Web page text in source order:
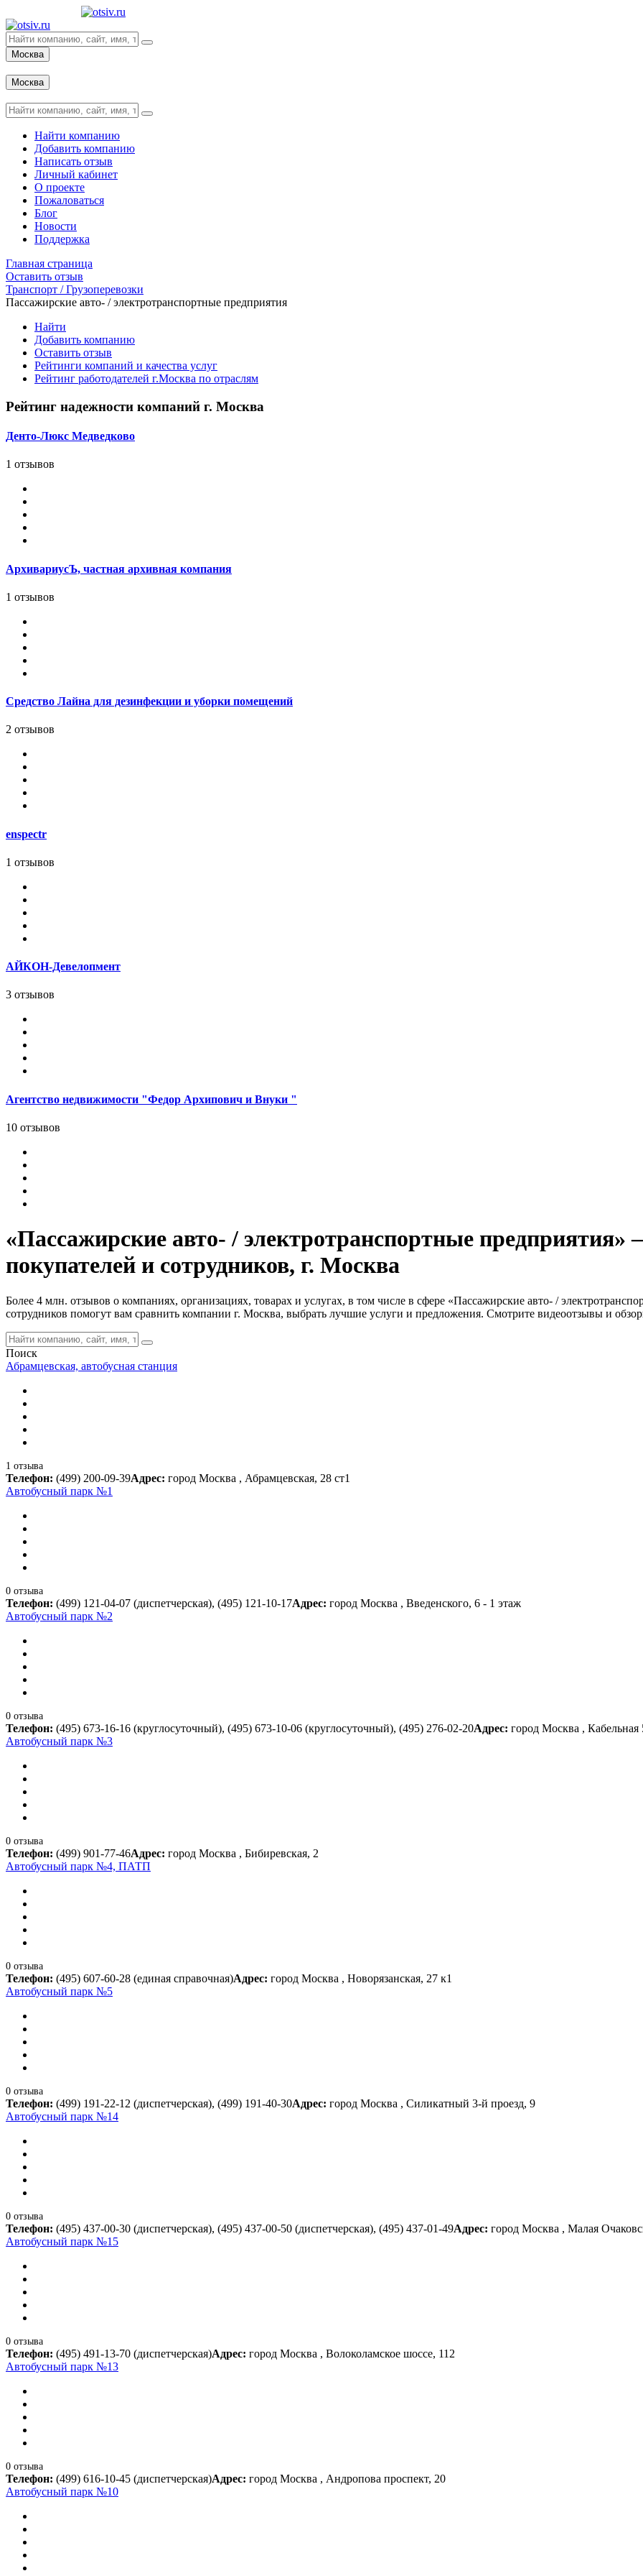
Москва
Москва
Найти компанию
Добавить компанию
Написать отзыв
Личный кабинет
О проекте
Пожаловаться
Блог
Новости
Поддержка
Главная страница
Оставить отзыв
Транспорт / Грузоперевозки
Пассажирские авто- / электротранспортные предприятия
Найти
Добавить компанию
Оставить отзыв
Рейтинги компаний и качества услуг
Рейтинг работодателей г.Москва по отраслям
Рейтинг надежности компаний г. Москва
Денто-Люкс Медведково
1 отзывов
АрхивариусЪ, частная архивная компания
1 отзывов
Средство Лайна для дезинфекции и уборки помещений
2 отзывов
enspectr
1 отзывов
АЙКОН-Девелопмент
3 отзывов
Агентство недвижимости "Федор Архипович и Внуки "
10 отзывов
«Пассажирские авто- / электротранспортные
покупателей и сотрудников, г. Москва
Более 4 млн. отзывов о компаниях, организациях, товарах и услугах, в том числе в сфере «Пассажирские авто- /
сотрудников помогут вам сравнить компании г. Москва, выбрать лучшие услуги и предложения. Смотрите видеоотзывы и
Поиск
Абрамцевская, автобусная станция
1 отзыва
Телефон: (499) 200-09-39Адрес: город Москва , Абрамцевская, 28 ст1
Автобусный парк №1
0 отзыва
Телефон: (499) 121-04-07 (диспетчерская), (495) 121-10-17Адрес: город Москва , Введенского, 6 - 1 этаж
Автобусный парк №2
0 отзыва
Телефон: (495) 673-16-16 (круглосуточный), (495) 673-10-06 (круглосуточный), (495) 276-02-20Адрес: город Москва , Кабельная
Автобусный парк №3
0 отзыва
Телефон: (499) 901-77-46Адрес: город Москва , Бибиревская, 2
Автобусный парк №4, ПАТП
0 отзыва
Телефон: (495) 607-60-28 (единая справочная)Адрес: город Москва , Новорязанская, 27 к1
Автобусный парк №5
0 отзыва
Телефон: (499) 191-22-12 (диспетчерская), (499) 191-40-30Адрес: город Москва , Силикатный 3-й проезд, 9
Автобусный парк №14
0 отзыва
Телефон: (495) 437-00-30 (диспетчерская), (495) 437-00-50 (диспетчерская), (495) 437-01-49Адрес: город Москва , Малая
Автобусный парк №15
0 отзыва
Телефон: (495) 491-13-70 (диспетчерская)Адрес: город Москва , Волоколамское шоссе, 112
Автобусный парк №13
0 отзыва
Телефон: (499) 616-10-45 (диспетчерская)Адрес: город Москва , Андропова проспект, 20
Автобусный парк №10